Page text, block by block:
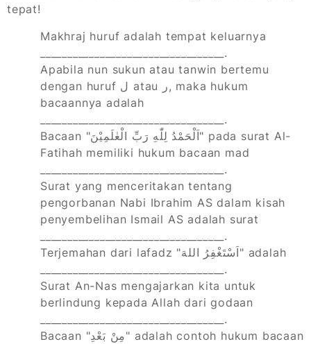
tepat!
Makhraj huruf adalah tempat keluarnya
__________________________________.
Apabila nun sukun atau tanwin bertemu
dengan huruf ل atau ر, maka hukum
bacaannya adalah
__________________________________.
Bacaan "اَلْحَمْدُ لِلّٰهِ رَبِّ الْعٰلَمِيْنَ" pada surat Al-
Fatihah memiliki hukum bacaan mad
__________________________________.
Surat yang menceritakan tentang
pengorbanan Nabi Ibrahim AS dalam kisah
penyembelihan Ismail AS adalah surat
__________________________________.
Terjemahan dari lafadz "اَسْتَغْفِرُ اللهَ" adalah
__________________________________.
Surat An-Nas mengajarkan kita untuk
berlindung kepada Allah dari godaan
__________________________________.
Bacaan "مِنْ بَعْدِ" adalah contoh hukum bacaan